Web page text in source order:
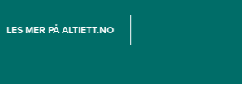
LES MER PÅ ALTIETT.NO